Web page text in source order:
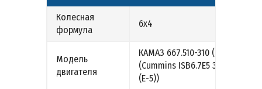
Колесная
формула
6х4
Модель
двигателя
КАМАЗ 667.510-310 (Е-5)
(Cummins ISB6.7E5 310
(Е-5))